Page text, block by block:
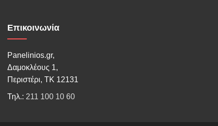
Επικοινωνία
Panelinios.gr,
Δαμοκλέους 1,
Περιστέρι, ΤΚ 12131
Τηλ.: 211 100 10 60